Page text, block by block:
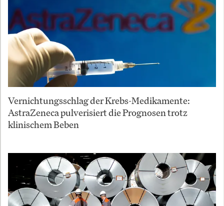
Vernichtungsschlag der Krebs-Medikamente:
AstraZeneca pulverisiert die Prognosen trotz
klinischem Beben